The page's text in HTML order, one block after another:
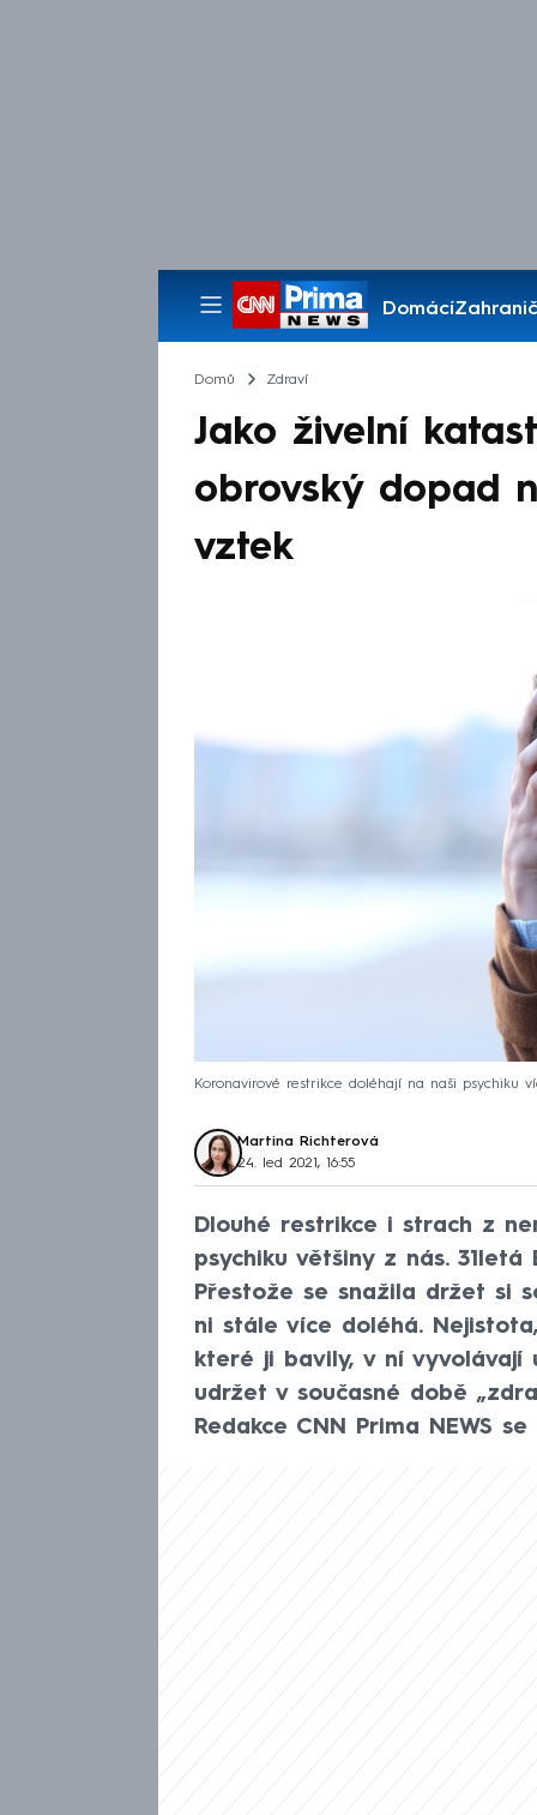
Domácí
Pořady
Domů Zdraví
Jako živelní
obrovský dopad
vztek
Koronavirové restrikce doléhají na naši psychiku
Martina Richterová
24. led 2021, 16:55
Dlouhé restrikce i strach z
psychiku většiny z nás.
Přestože se snažila držet si
ni stále více doléhá.
které ji bavily, v ní vyvolávají
udržet v současné době
Redakce CNN Prima NEWS